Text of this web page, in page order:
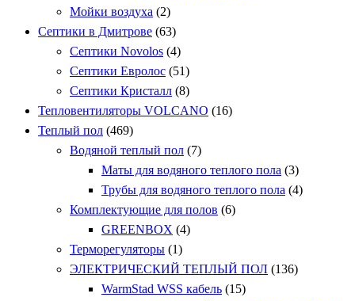
Мойки воздуха (2)
Септики в Дмитрове (63)
Септики Novolos (4)
Септики Евролос (51)
Септики Кристалл (8)
Тепловентиляторы VOLCANO (16)
Теплый пол (469)
Водяной теплый пол (7)
Маты для водяного теплого пола (3)
Трубы для водяного теплого пола (4)
Комплектующие для полов (6)
GREENBOX (4)
Терморегуляторы (1)
ЭЛЕКТРИЧЕСКИЙ ТЕПЛЫЙ ПОЛ (136)
WarmStad WSS кабель (15)